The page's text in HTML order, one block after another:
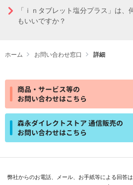
「ｉｎタブレット塩分プラス」は、
もいいですか？
ホーム お問い合わせ窓口 詳細
商品・サービス等の
お問い合わせはこちら
森永ダイレクトストア 通信販売の
お問い合わせはこちら
弊社からのお電話、メール、お手紙等による回答